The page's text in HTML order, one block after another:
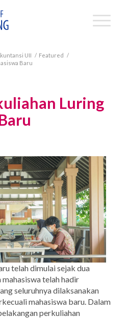
UII / Featured /
Baru
Luring
telah dimulai sejak dua
mahasiswa telah hadir
seluruhnya dilaksanakan
mahasiswa baru. Dalam
perkuliahan